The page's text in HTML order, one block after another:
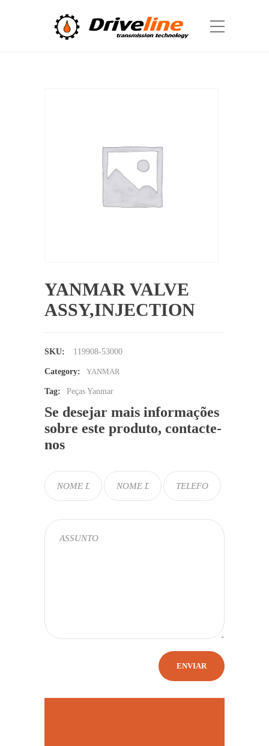
YANMAR VALVE
ASSY,INJECTION
SKU: 119908-53000
Category: YANMAR
Tag: Peças Yanmar
Se desejar mais informações
sobre este produto, contacte-
nos